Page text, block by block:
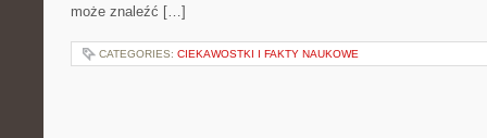
może znaleźć […]
CATEGORIES: CIEKAWOSTKI I FAKTY NAUKOWE